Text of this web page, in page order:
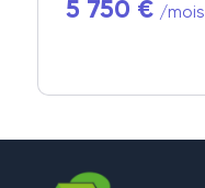
5 750 € /mois